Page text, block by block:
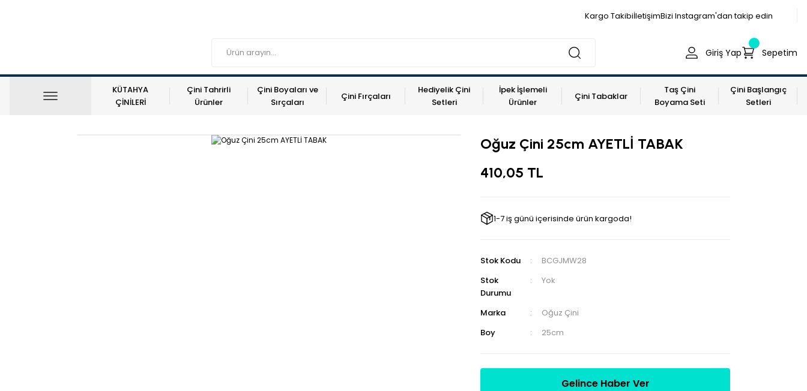
Kargo TakibiİletişimBizi Instagram'dan takip edin
Giriş Yap Sepetim
KÜTAHYA
ÇİNİLERİ
Çini Tahrirli
Ürünler
Çini Boyaları ve
Sırçaları
Çini Fırçaları
Hediyelik Çini
Setleri
İpek İşlemeli
Ürünler
Çini Tabaklar
Taş Çini
Boyama Seti
Çini Başlangıç
Setleri
Oğuz Çini 25cm AYETLİ TABAK
410,05 TL
1-7 iş günü içerisinde ürün kargoda!
Stok Kodu
BCGJMW28
Stok
Durumu
Yok
Marka
Oğuz Çini
Boy
25cm
Gelince Haber Ver